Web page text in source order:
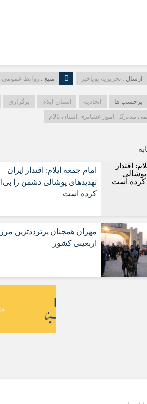
ارسال : تحریریه پویاخبر منبع : روابط عمومی
برچسب ها اتحادیه استان ایلام برگزاری
مدیرکل امور عشایری استان یالام
امام جمعه ایلام: اقتدار ایران
تهدیدهای پوشالی دشمن را
کرده است
مهران همچنان پرترددترین مرز
اربعینی کشور